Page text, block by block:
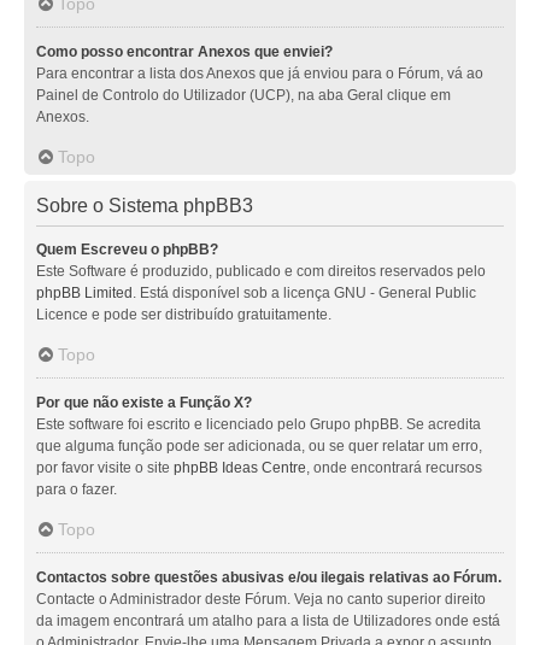
Como posso encontrar Anexos que enviei?
Para encontrar a lista dos Anexos que já enviou para o Fórum, vá ao
Painel de Controlo do Utilizador (UCP), na aba Geral clique em
Anexos.
Topo
Sobre o Sistema phpBB3
Quem Escreveu o phpBB?
Este Software é produzido, publicado e com direitos reservados pelo
phpBB Limited. Está disponível sob a licença GNU - General Public
Licence e pode ser distribuído gratuitamente.
Topo
Por que não existe a Função X?
Este software foi escrito e licenciado pelo Grupo phpBB. Se acredita
que alguma função pode ser adicionada, ou se quer relatar um erro,
por favor visite o site phpBB Ideas Centre, onde encontrará recursos
para o fazer.
Topo
Contactos sobre questões abusivas e/ou ilegais relativas ao Fórum.
Contacte o Administrador deste Fórum. Veja no canto superior direito
da imagem encontrará um atalho para a lista de Utilizadores onde está